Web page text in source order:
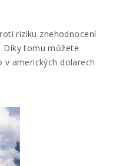
riziku znehodnocení
Díky tomu můžete
amerických dolarech